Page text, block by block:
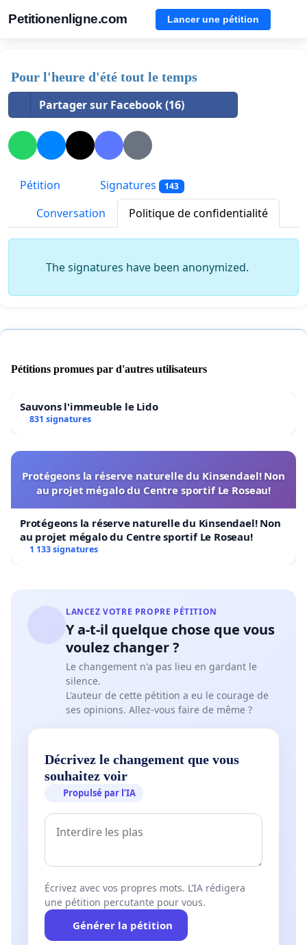
Petitionenligne.com Lancer une pétition
Pour l'heure d'été tout le temps
Partager sur Facebook (16)
Pétition Signatures 143
Conversation Politique de confidentialité
The signatures have been anonymized.
Pétitions promues par d'autres utilisateurs
Sauvons l'immeuble le Lido
831 signatures
Protégeons la réserve naturelle du Kinsendael! Non
au projet mégalo du Centre sportif Le Roseau!
Protégeons la réserve naturelle du Kinsendael! Non
au projet mégalo du Centre sportif Le Roseau!
1 133 signatures
LANCEZ VOTRE PROPRE PÉTITION
Y a-t-il quelque chose que vous
voulez changer ?
Le changement n'a pas lieu en gardant le
silence.
L'auteur de cette pétition a eu le courage de
ses opinions. Allez-vous faire de même ?
Décrivez le changement que vous
souhaitez voir
Propulsé par l’IA
Écrivez avec vos propres mots. L’IA rédigera
une pétition percutante pour vous.
Générer la pétition